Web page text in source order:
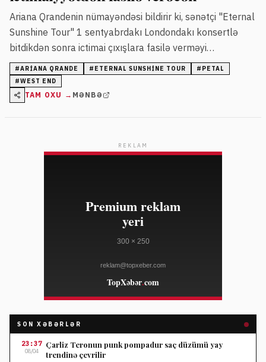
Ariana Qrandenin nümayəndəsi bildirir ki, sənətçi "Eternal
Sunshine Tour" 1 sentyabrdakı Londondakı konsertlə
bitdikdən sonra ictimai çıxışlara fasilə verməyi
planlaşdırır. O, həmçinin West Enddə nəzərdə tutulan
"Sunday in the Park With George" tamaşasında çıxış
etməyəcək və yeni albomu "Petal"lə bağlı açıqlamalar
#ARIANA QRANDE # ETERNAL SUNSHINE TOUR # PETAL
#WEST END
TAM OXU → MƏNBƏ
REKLAM
SON XƏBƏRLƏR
23:37
08/04
Çarliz Teronun punk pompadur saç düzümü yay
trendinə çevrilir